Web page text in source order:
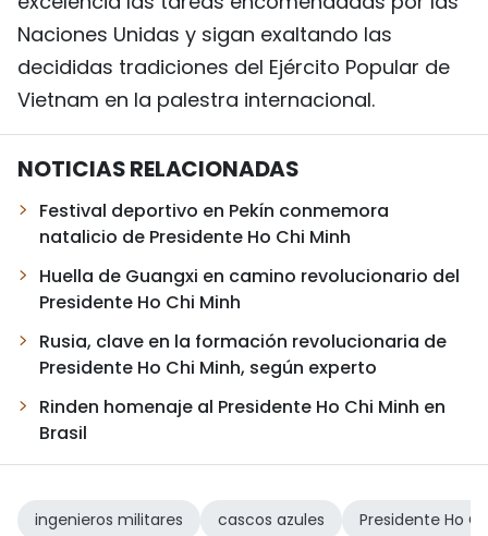
Naciones Unidas y sigan exaltando las
decididas tradiciones del Ejército Popular de
Vietnam en la palestra internacional.
NOTICIAS RELACIONADAS
Festival deportivo en Pekín conmemora
natalicio de Presidente Ho Chi Minh
Huella de Guangxi en camino revolucionario del
Presidente Ho Chi Minh
Rusia, clave en la formación revolucionaria de
Presidente Ho Chi Minh, según experto
Rinden homenaje al Presidente Ho Chi Minh en
Brasil
ingenieros militares cascos azules Presidente Ho